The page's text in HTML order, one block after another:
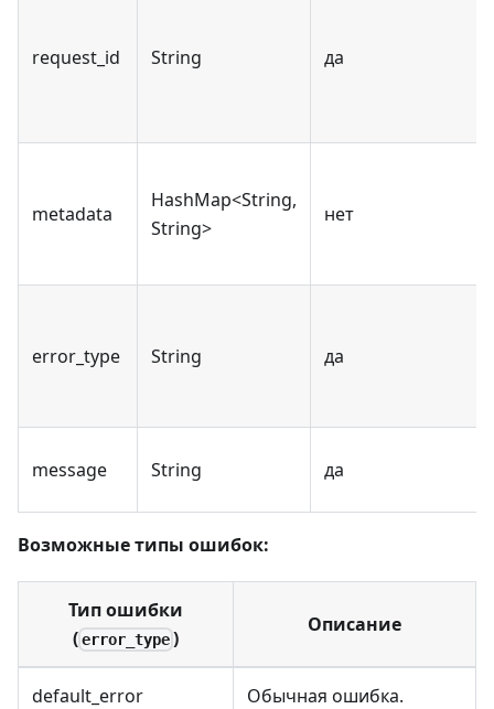
request_id String да
metadata
HashMap<String,
String>
нет
error_type String да
message String да
Возможные типы ошибок:
Тип ошибки
(error_type)
Описание
default_error Обычная ошибка.